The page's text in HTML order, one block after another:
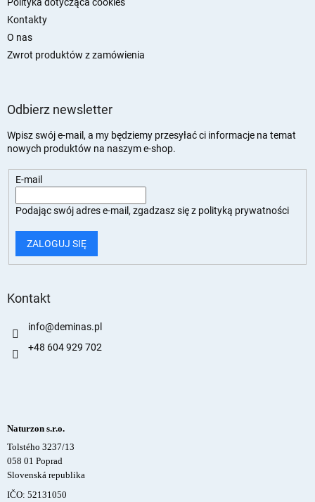
Kontakty
O nas
Zwrot produktów z zamówienia
Odbierz newsletter
Wpisz swój e-mail, a my będziemy przesyłać ci informacje na temat
nowych produktów na naszym e-shop.
E-mail
Podając swój adres e-mail, zgadzasz się z polityką prywatności
ZALOGUJ SIĘ
Kontakt
info@deminas.pl
+48 604 929 702
Naturzon s.r.o.
Tolstého 3237/13
058 01 Poprad
Slovenská republika
IČO: 52131050